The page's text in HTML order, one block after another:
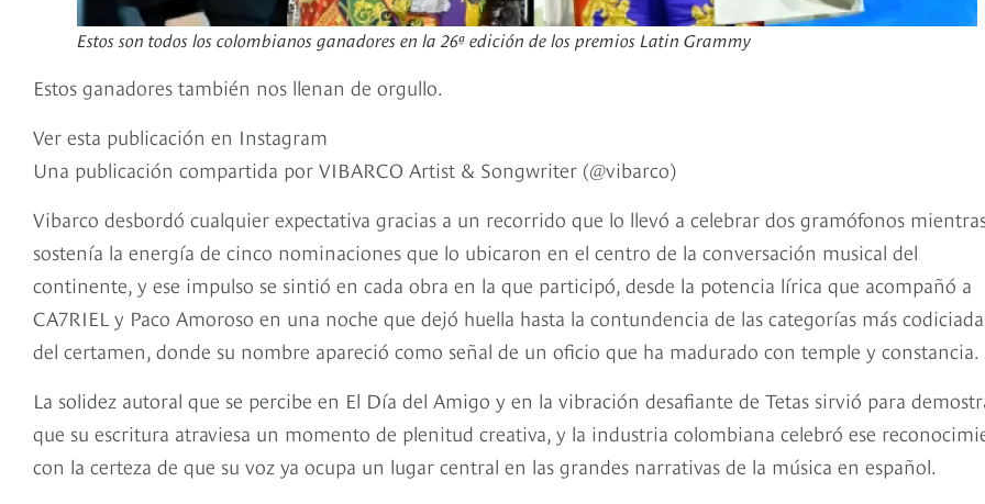
Estos son todos los colombianos ganadores en la 26ª edición de los premios Latin Grammy
Estos ganadores también nos llenan de orgullo.
Ver esta publicación en Instagram
Una publicación compartida por VIBARCO Artist & Songwriter (@vibarco)
Vibarco desbordó cualquier expectativa gracias a un recorrido que lo llevó a celebrar dos gramófonos
sostenía la energía de cinco nominaciones que lo ubicaron en el centro de la conversación musical del
continente, y ese impulso se sintió en cada obra en la que participó, desde la potencia lírica que acompañó a
CA7RIEL y Paco Amoroso en una noche que dejó huella hasta la contundencia de las categorías más
del certamen, donde su nombre apareció como señal de un oficio que ha madurado con temple y constancia.
La solidez autoral que se percibe en El Día del Amigo y en la vibración desafiante de Tetas sirvió para
que su escritura atraviesa un momento de plenitud creativa, y la industria colombiana celebró ese
con la certeza de que su voz ya ocupa un lugar central en las grandes narrativas de la música en español.